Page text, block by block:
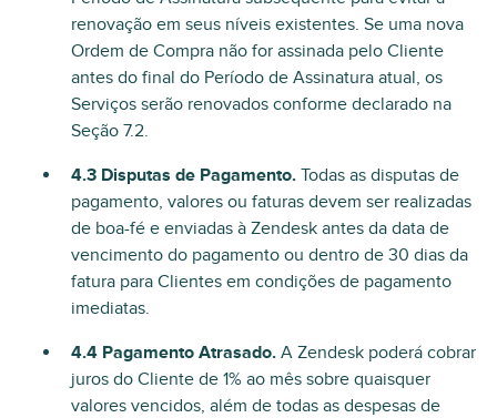
renovação em seus níveis existentes. Se uma nova
Ordem de Compra não for assinada pelo Cliente
antes do final do Período de Assinatura atual, os
Serviços serão renovados conforme declarado na
Seção 7.2.
4.3 Disputas de Pagamento. Todas as disputas de
pagamento, valores ou faturas devem ser realizadas
de boa-fé e enviadas à Zendesk antes da data de
vencimento do pagamento ou dentro de 30 dias da
fatura para Clientes em condições de pagamento
imediatas.
4.4 Pagamento Atrasado. A Zendesk poderá cobrar
juros do Cliente de 1% ao mês sobre quaisquer
valores vencidos, além de todas as despesas de